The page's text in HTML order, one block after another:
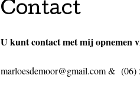
Contact
U kunt contact met mij opnemen
marloesdemoor@gmail.com & (06)